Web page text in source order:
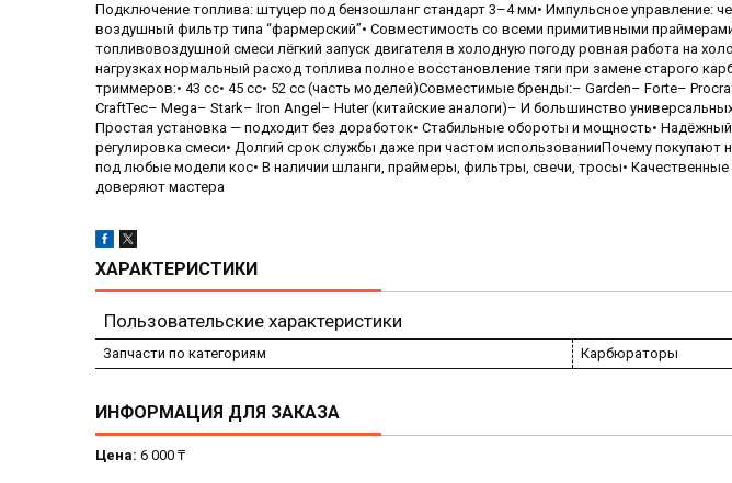
Подключение топлива: штуцер под бензошланг стандарт 3–4 мм• Импульсное управление:
воздушный фильтр типа “фармерский”• Совместимость со всеми примитивными
топливовоздушной смеси лёгкий запуск двигателя в холодную погоду ровная работа на
нагрузках нормальный расход топлива полное восстановление тяги при замене старого
триммеров:• 43 cc• 45 cc• 52 cc (часть моделей)Совместимые бренды:– Garden– Forte–
CraftTec– Mega– Stark– Iron Angel– Huter (китайские аналоги)– И большинство
Простая установка — подходит без доработок• Стабильные обороты и мощность• Надёжный
регулировка смеси• Долгий срок службы даже при частом использованииПочему покупают
под любые модели кос• В наличии шланги, праймеры, фильтры, свечи, тросы•
доверяют мастера
ХАРАКТЕРИСТИКИ
Пользовательские характеристики
Запчасти по категориям Карбюраторы
ИНФОРМАЦИЯ ДЛЯ ЗАКАЗА
Цена: 6 000 ₸